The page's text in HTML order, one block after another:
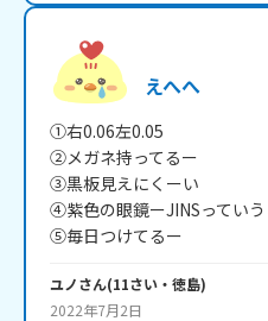
えへへ
①右0.06左0.05
②メガネ持ってるー
③黒板見えにくーい
④紫色の眼鏡ーJINSってい
⑤毎日つけてるー
ユノさん(11さい・ 徳島)
2022年7月2日